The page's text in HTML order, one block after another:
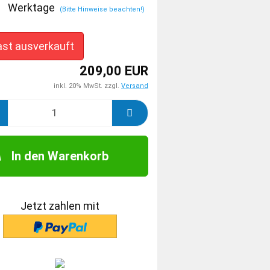
Werktage (Bitte Hinweise beachten!)
ausverkauft
209,00 EUR
inkl. 20% MwSt. zzgl. Versand
In den Warenkorb
Jetzt zahlen mit